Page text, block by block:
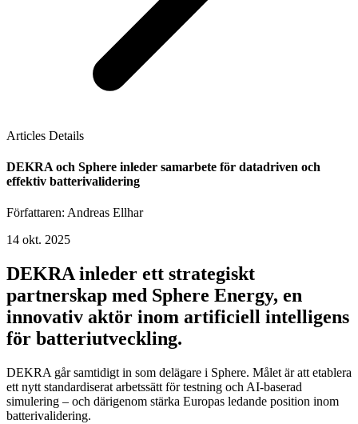
Articles Details
DEKRA och Sphere inleder samarbete för datadriven och
effektiv batterivalidering
Författaren: Andreas Ellhar
14 okt. 2025
DEKRA inleder ett strategiskt
partnerskap med Sphere Energy, en
innovativ aktör inom artificiell intelligens
för batteriutveckling.
DEKRA går samtidigt in som delägare i Sphere. Målet är att etablera
ett nytt standardiserat arbetssätt för testning och AI-baserad
simulering – och därigenom stärka Europas ledande position inom
batterivalidering.